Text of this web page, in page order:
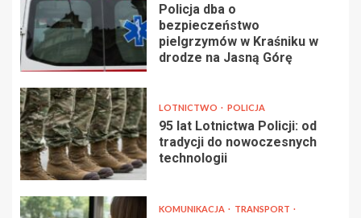
Policja dba o
bezpieczeństwo
pielgrzymów w Kraśniku w
drodze na Jasną Górę
LOTNICTWO POLICJA
95 lat Lotnictwa Policji: od
tradycji do nowoczesnych
technologii
KOMUNIKACJA
TRANSPORT